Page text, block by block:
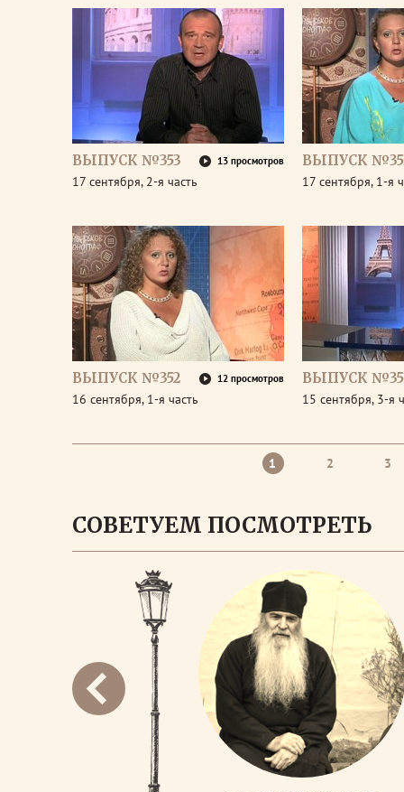
ВЫПУСК №353 13 просмотров
17 сентября, 2-я часть
ВЫПУСК
17 сентября, 1-я
ВЫПУСК №352 12 просмотров
16 сентября, 1-я часть
ВЫПУСК
15 сентября, 3-я
1 2 3
СОВЕТУЕМ ПОСМОТРЕТЬ